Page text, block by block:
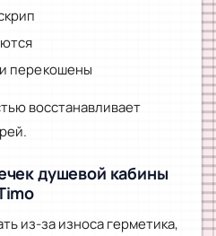
перекошены
восстанавливает
душевой кабины
из-за износа герметика,